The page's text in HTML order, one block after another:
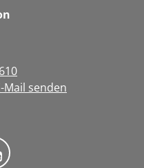
Mail senden
auf Instragram
Trier auf Facebook
Bistum Trier auf